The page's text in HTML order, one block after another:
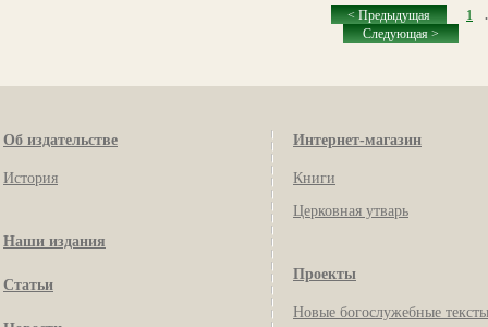
< Предыдущая 1
Следующая >
Об издательстве
История
Наши издания
Статьи
Интернет-магазин
Книги
Церковная утварь
Проекты
Новые богослужебные тексты